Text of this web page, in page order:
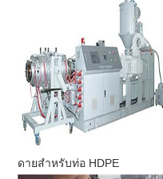
ดายสำหรับท่อ HDPE